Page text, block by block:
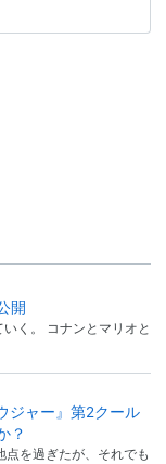
開
く。 コナンとマリオと
ジャー』第2クール
？
を過ぎたが、それでも